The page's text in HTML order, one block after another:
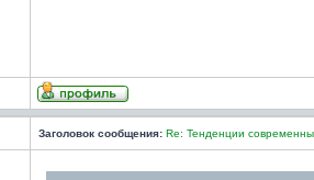
Заголовок сообщения: Re: Тенденции